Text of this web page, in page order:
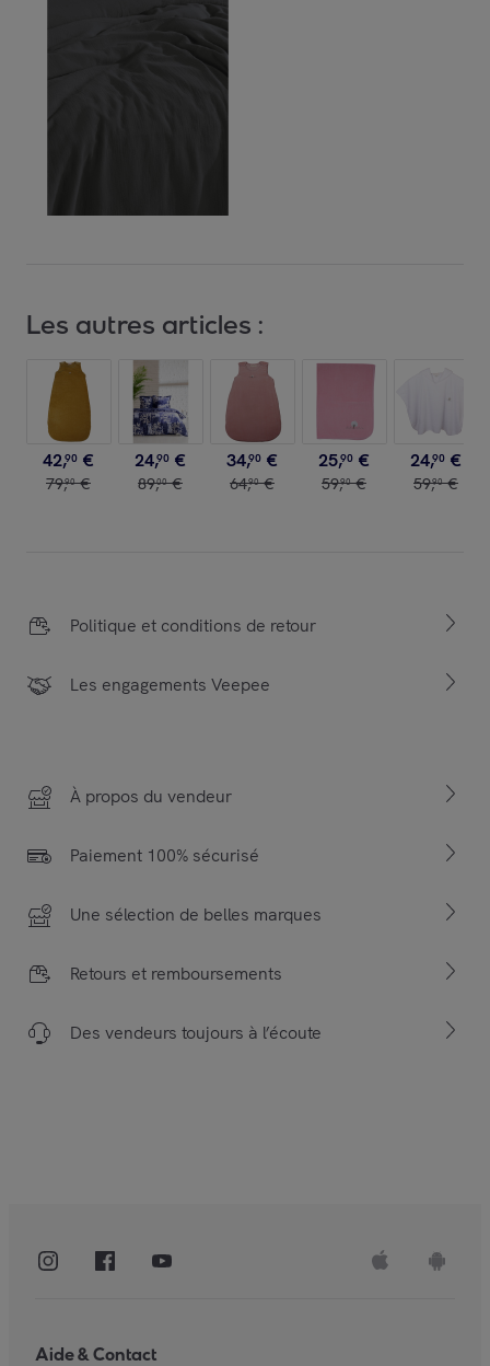
Les autres articles :
42,90 €
79,90 €
24,90 €
89,00 €
34,90 €
64,90 €
25,90 €
59,90 €
24,90 €
59,90 €
Politique et conditions de retour
Les engagements Veepee
À propos du vendeur
Paiement 100% sécurisé
Une sélection de belles marques
Retours et remboursements
Des vendeurs toujours à l’écoute
Aide & Contact